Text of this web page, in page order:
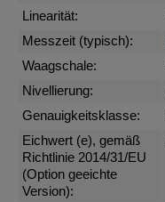
Linearität:
Messzeit (typisch):
Waagschale:
Nivellierung:
Genauigkeitsklasse:
Eichwert (e), gemäß
Richtlinie 2014/31/EU
(Option geeichte
Version):